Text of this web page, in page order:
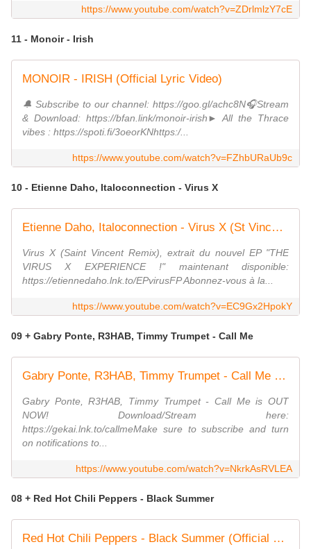
https://www.youtube.com/watch?v=ZDrlmlzY7cE
11 - Monoir - Irish
MONOIR - IRISH (Official Lyric Video)
🔔 Subscribe to our channel: https://goo.gl/achc8N🎧Stream
& Download: https://bfan.link/monoir-irish► All the Thrace
vibes : https://spoti.fi/3oeorKNhttps:/...
https://www.youtube.com/watch?v=FZhbURaUb9c
10 - Etienne Daho, Italoconnection - Virus X
Etienne Daho, Italoconnection - Virus X (St Vincent Remix - Clip Officiel)
Virus X (Saint Vincent Remix), extrait du nouvel EP "THE
VIRUS X EXPERIENCE !" maintenant disponible:
https://etiennedaho.lnk.to/EPvirusFP Abonnez-vous à la...
https://www.youtube.com/watch?v=EC9Gx2HpokY
09 + Gabry Ponte, R3HAB, Timmy Trumpet - Call Me
Gabry Ponte, R3HAB, Timmy Trumpet - Call Me (Official Lyric Video)
Gabry Ponte, R3HAB, Timmy Trumpet - Call Me is OUT
NOW! Download/Stream here:
https://gekai.lnk.to/callmeMake sure to subscribe and turn
on notifications to...
https://www.youtube.com/watch?v=NkrkAsRVLEA
08 + Red Hot Chili Peppers - Black Summer
Red Hot Chili Peppers - Black Summer (Official Music Video)